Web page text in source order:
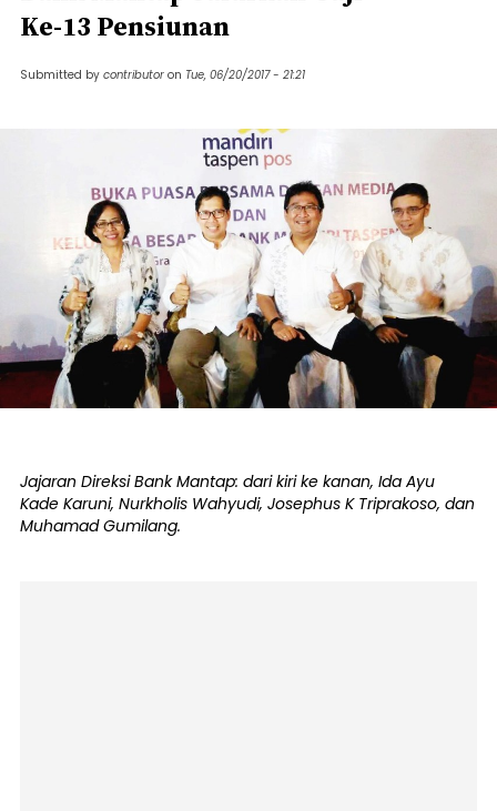
Ke-13 Pensiunan
Submitted by contributor on Tue, 06/20/2017 - 21:21
Jajaran Direksi Bank Mantap: dari kiri ke kanan, Ida Ayu
Kade Karuni, Nurkholis Wahyudi, Josephus K Triprakoso, dan
Muhamad Gumilang.